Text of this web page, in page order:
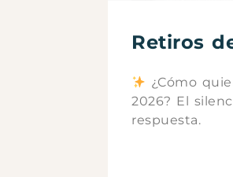
Retiros
¿Cómo
2026? El
respuesta.